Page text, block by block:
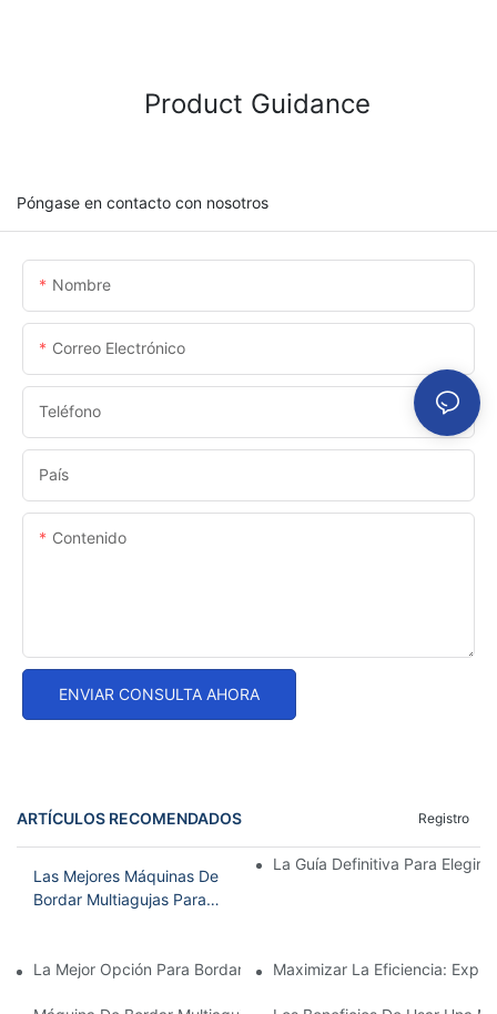
Product Guidance
Póngase en contacto con nosotros
Nombre
Correo Electrónico
Teléfono
País
Contenido
ENVIAR CONSULTA AHORA
ARTÍCULOS RECOMENDADOS Registro
Las Mejores Máquinas De
Bordar Multiagujas Para
La Guía Definitiva Para Elegir
La Mejor Opción Para Bordar En Casa: La Mejor Máquina De
Maximizar La Eficiencia: